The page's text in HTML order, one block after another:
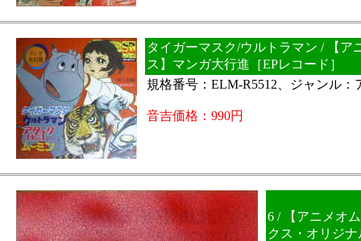
タイガーマスク/ウルトラマン / 【ア
ス】マンガ大行進［EPレコード］
規格番号：ELM-R5512、ジャンル：
音吉価格：990円
6 / 【アニメオ
クス・オリジ